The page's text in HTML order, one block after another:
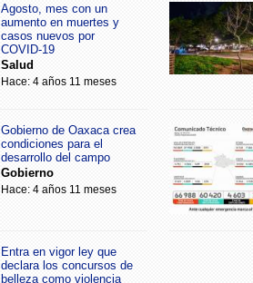
Agosto, mes con un
aumento en muertes y
casos nuevos por
COVID-19
Salud
Hace: 4 años 11 meses
Gobierno de Oaxaca crea
condiciones para el
desarrollo del campo
Gobierno
Hace: 4 años 11 meses
Entra en vigor ley que
declara los concursos de
belleza como violencia